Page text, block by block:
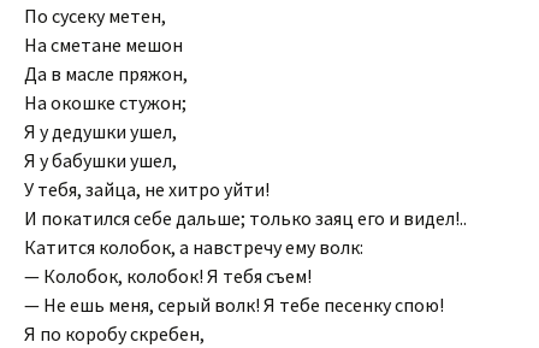
По сусеку метен,
На сметане мешон
Да в масле пряжон,
На окошке стужон;
Я у дедушки ушел,
Я у бабушки ушел,
У тебя, зайца, не хитро уйти!
И покатился себе дальше; только заяц его и видел!..
Катится колобок, а навстречу ему волк:
— Колобок, колобок! Я тебя съем!
— Не ешь меня, серый волк! Я тебе песенку спою!
Я по коробу скребен,